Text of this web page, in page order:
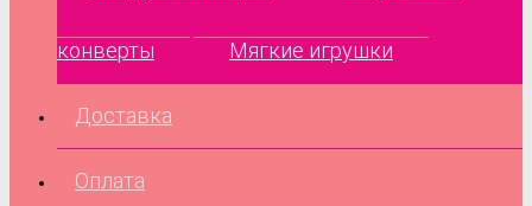
конверты Мягкие игрушки
Доставка
Оплата